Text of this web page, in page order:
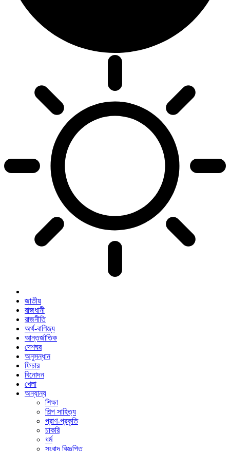
জাতীয়
রাজধানী
রাজনীতি
অর্থ-বাণিজ্য
আন্তর্জাতিক
দেশঘর
অনুসন্ধান
ফিচার
বিনোদন
খেলা
অন্যান্য
শিক্ষা
শিল্প সাহিত্য
প্রাণ-প্রকৃতি
চাকরি
ধর্ম
সংবাদ বিজ্ঞপ্তি